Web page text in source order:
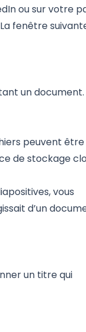
ou sur votre
fenêtre
un document.
peuvent être
de stockage
vous
d’un
un titre qui